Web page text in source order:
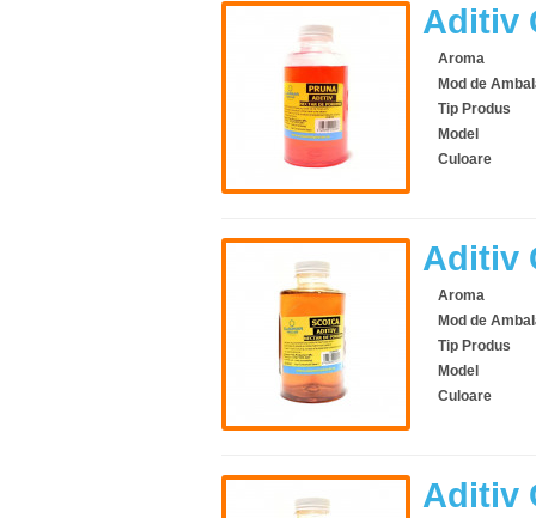
Aditiv
Aroma
Mod de
Tip Produs
Model
Culoare
Aditiv
Aroma
Mod de
Tip Produs
Model
Culoare
Aditiv